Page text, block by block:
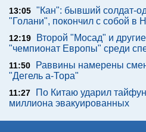
13:05 "Кан": бывший солдат-
"Голани", покончил с собой в
12:19
Второй "Мосад" и
"чемпионат Европы" среди
11:50
Раввины намерены
"Дегель а-Тора"
11:27
По Китаю ударил
миллиона эвакуированных